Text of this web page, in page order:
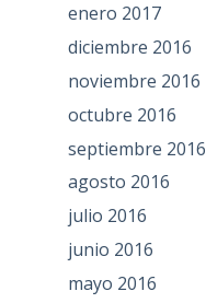
enero 2017
diciembre 2016
noviembre 2016
octubre 2016
septiembre 2016
agosto 2016
julio 2016
junio 2016
mayo 2016